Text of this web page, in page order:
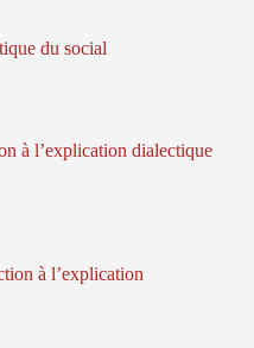
du social
à l’explication dialectique
à l’explication